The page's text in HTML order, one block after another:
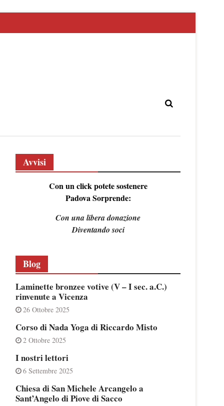
Avvisi
Con un click potete sostenere
Padova Sorprende:
Con una libera donazione
Diventando soci
Blog
Laminette bronzee votive (V – I sec. a.C.)
rinvenute a Vicenza
26 Ottobre 2025
Corso di Nada Yoga di Riccardo Misto
2 Ottobre 2025
I nostri lettori
6 Settembre 2025
Chiesa di San Michele Arcangelo a
Sant’Angelo di Piove di Sacco